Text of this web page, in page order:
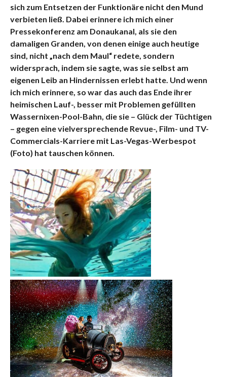
sich zum Entsetzen der Funktionäre nicht den Mund
verbieten ließ. Dabeierinnere ich mich einer
Pressekonferenz am Donaukanal, als sie den
damaligen Granden, von denen einige auch heutige
sind, nicht „nach dem Maul“ redete, sondern
widersprach, indem sie sagte, was sie selbst am
eigenen Leib an Hindernissen erlebt hatte. Und wenn
ich mich erinnere, so war das auch das Ende ihrer
heimischen Lauf-, besser mit Problemen gefüllten
Wassernixen-Pool-Bahn, die sie – Glück der Tüchtigen
– gegen eine vielversprechende Revue-, Film- und TV-
Commercials-Karriere mit Las-Vegas-Werbespot
(Foto) hat tauschen können.